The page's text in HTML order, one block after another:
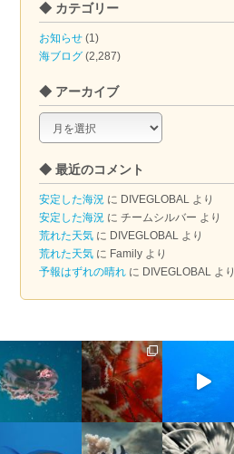
◆ カテゴリー
お知らせ (1)
海ブログ (2,287)
◆ アーカイブ
◆
ア
カ
イ
ブ
◆ 最近のコメント
安定した海況 に DIVEGLOBAL より
安定した海況 にチームシルバー より
荒れた天気 に DIVEGLOBAL より
荒れた天気 に Family より
予報はずれの晴れ に DIVEGLOBAL より